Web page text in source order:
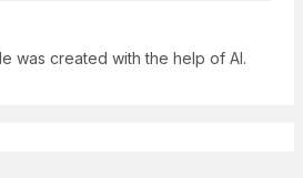
was created with the help of AI.